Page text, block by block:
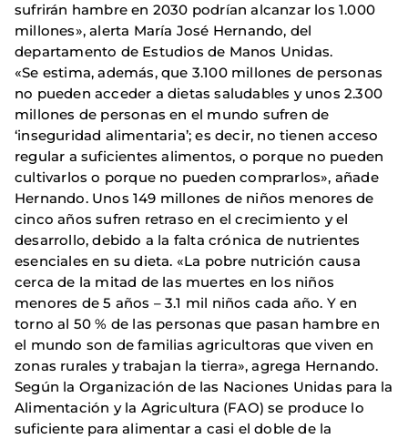
sufrirán hambre en 2030 podrían alcanzar los 1.000
millones», alerta María José Hernando, del
departamento de Estudios de Manos Unidas.
«Se estima, además, que 3.100 millones de personas
no pueden acceder a dietas saludables y unos 2.300
millones de personas en el mundo sufren de
‘inseguridad alimentaria’; es decir, no tienen acceso
regular a suficientes alimentos, o porque no pueden
cultivarlos o porque no pueden comprarlos», añade
Hernando. Unos 149 millones de niños menores de
cinco años sufren retraso en el crecimiento y el
desarrollo, debido a la falta crónica de nutrientes
esenciales en su dieta. «La pobre nutrición causa
cerca de la mitad de las muertes en los niños
menores de 5 años – 3.1 mil niños cada año. Y en
torno al 50 % de las personas que pasan hambre en
el mundo son de familias agricultoras que viven en
zonas rurales y trabajan la tierra», agrega Hernando.
Según la Organización de las Naciones Unidas para la
Alimentación y la Agricultura (FAO) se produce lo
suficiente para alimentar a casi el doble de la